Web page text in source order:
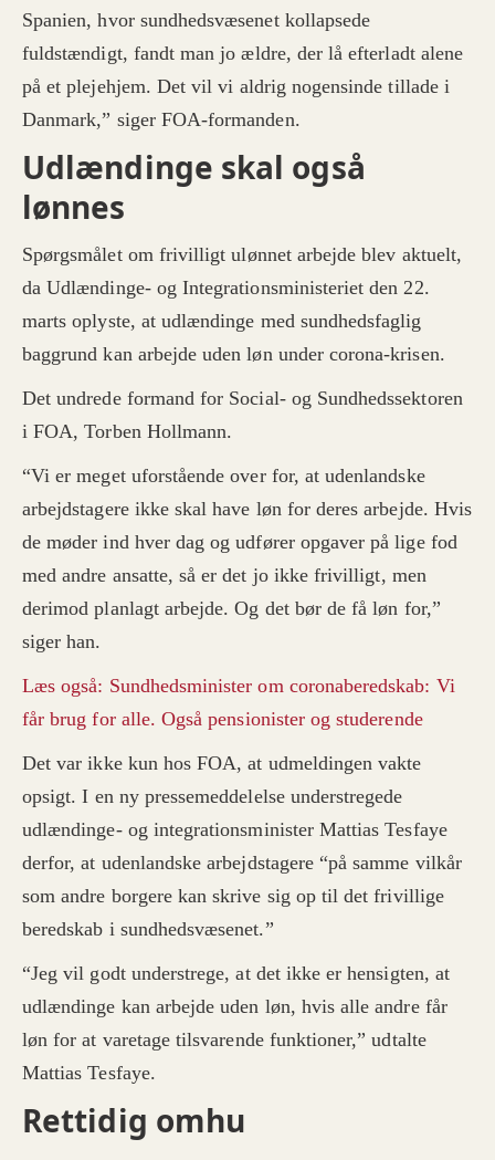
Spanien, hvor sundhedsvæsenet kollapsede
fuldstændigt, fandt man jo ældre, der lå efterladt alene
på et plejehjem. Det vil vi aldrig nogensinde tillade i
Danmark,” siger FOA-formanden.
Udlændinge skal også
lønnes
Spørgsmålet om frivilligt ulønnet arbejde blev aktuelt,
da Udlændinge- og Integrationsministeriet den 22.
marts oplyste, at udlændinge med sundhedsfaglig
baggrund kan arbejde uden løn under corona-krisen.
Det undrede formand for Social- og Sundhedssektoren
i FOA, Torben Hollmann.
“Vi er meget uforstående over for, at udenlandske
arbejdstagere ikke skal have løn for deres arbejde. Hvis
de møder ind hver dag og udfører opgaver på lige fod
med andre ansatte, så er det jo ikke frivilligt, men
derimod planlagt arbejde. Og det bør de få løn for,”
siger han.
Læs også: Sundhedsminister om coronaberedskab: Vi
får brug for alle. Også pensionister og studerende
Det var ikke kun hos FOA, at udmeldingen vakte
opsigt. I en ny pressemeddelelse understregede
udlændinge- og integrationsminister Mattias Tesfaye
derfor, at udenlandske arbejdstagere “på samme vilkår
som andre borgere kan skrive sig op til det frivillige
beredskab i sundhedsvæsenet.”
“Jeg vil godt understrege, at det ikke er hensigten, at
udlændinge kan arbejde uden løn, hvis alle andre får
løn for at varetage tilsvarende funktioner,” udtalte
Mattias Tesfaye.
Rettidig omhu